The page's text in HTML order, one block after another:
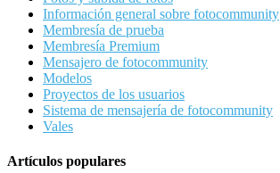
Información general sobre fotocommunity
Membresía de prueba
Membresía Premium
Mensajero de fotocommunity
Modelos
Proyectos de los usuarios
Sistema de mensajería de fotocommunity
Vales
Artículos populares